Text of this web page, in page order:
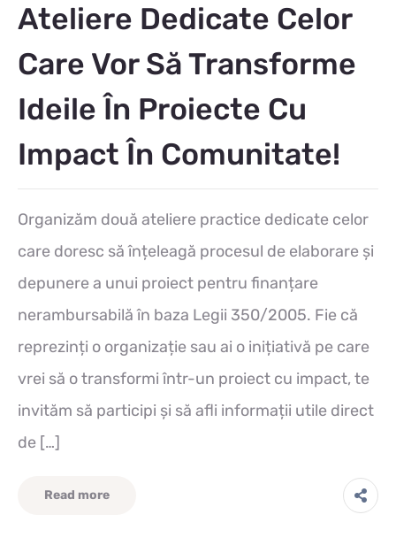
Ateliere Dedicate Celor
Care Vor Să Transforme
Ideile În Proiecte Cu
Impact În Comunitate!
Organizăm două ateliere practice dedicate celor
care doresc să înțeleagă procesul de elaborare și
depunere a unui proiect pentru finanțare
nerambursabilă în baza Legii 350/2005. Fie că
reprezinți o organizație sau ai o inițiativă pe care
vrei să o transformi într-un proiect cu impact, te
invităm să participi și să afli informații utile direct
de […]
Read more